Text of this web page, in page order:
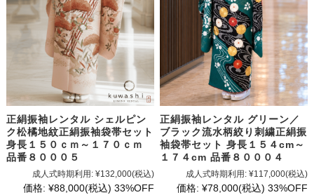
正絹振袖レンタル シェルピン
ク松橘地紋正絹振袖袋帯セット
身長１５０ｃｍ～１７０ｃｍ
品番８０００５
成人式時期利用: ¥132,000(税込)
価格: ¥88,000(税込) 33%OFF
正絹振袖レンタル グリーン／
ブラック流水柄絞り刺繍正絹振
袖袋帯セット 身長１５４cm～
１７４cm 品番８０００４
成人式時期利用: ¥117,000(税込)
価格: ¥78,000(税込) 33%OFF